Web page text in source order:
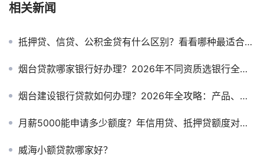
相关新闻
抵押贷、信贷、公积金贷有什么区别？看看哪种最适合你？
烟台贷款哪家银行好办理？2026年不同资质选银行全攻略
烟台建设银行贷款如何办理？2026年全攻略：产品、流程、条件一次说清
月薪5000能申请多少额度？年信用贷、抵押贷额度对比！
威海小额贷款哪家好？